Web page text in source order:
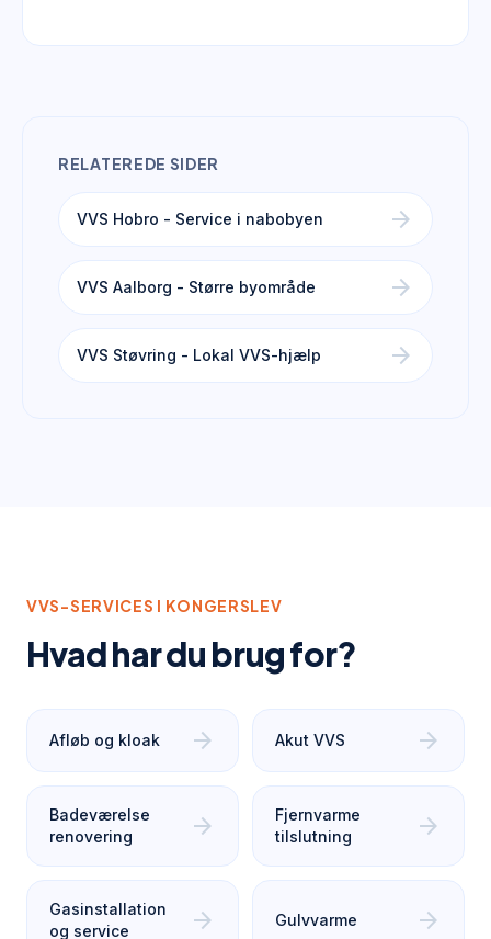
RELATEREDE SIDER
VVS Hobro - Service i nabobyen arrow_forward
VVS Aalborg - Større byområde arrow_forward
VVS Støvring - Lokal VVS-hjælp arrow_forward
VVS-SERVICES I KONGERSLEV
Hvad har du brug for?
Afløb og kloak arrow_forward Akut VVS arrow_forward
Badeværelse
renovering
arrow_forward
Fjernvarme
tilslutning
arrow_forward
Gasinstallation
og service
arrow_forward Gulvvarme arrow_forward